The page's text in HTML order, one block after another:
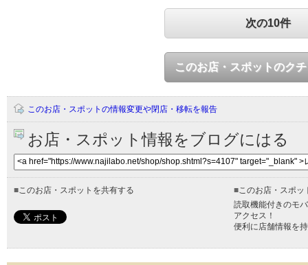
次の10件
このお店・スポットのク
このお店・スポットの情報変更や閉店・移転を報告
お店・スポット情報をブログにはる
■ このお店・スポットを共有する ■ このお店・スポ
読取機能付きのモ
アクセス！
便利に店舗情報を